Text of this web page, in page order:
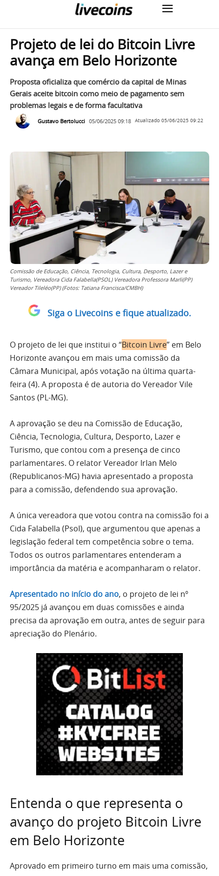
Projeto de lei do Bitcoin Livre
avança em Belo Horizonte
Proposta oficializa que comércio da capital de Minas
Gerais aceite bitcoin como meio de pagamento sem
problemas legais e de forma facultativa
Gustavo Bertolucci 05/06/2025 09:18 Atualizado 05/06/2025 09:22
Comissão de Educação, Ciência, Tecnologia, Cultura, Desporto, Lazer e
Turismo, Vereadora Cida Falabella(PSOL) Vereadora Professora Marli(PP)
Vereador Tileléo(PP) (Fotos: Tatiana Francisca/CMBH)
Siga o Livecoins e fique atualizado.
O projeto de lei que institui o “Bitcoin Livre” em Belo
Horizonte avançou em mais uma comissão da
Câmara Municipal, após votação na última quarta-
feira (4). A proposta é de autoria do Vereador Vile
Santos (PL-MG).
A aprovação se deu na Comissão de Educação,
Ciência, Tecnologia, Cultura, Desporto, Lazer e
Turismo, que contou com a presença de cinco
parlamentares. O relator Vereador Irlan Melo
(Republicanos-MG) havia apresentado a proposta
para a comissão, defendendo sua aprovação.
A única vereadora que votou contra na comissão foi a
Cida Falabella (Psol), que argumentou que apenas a
legislação federal tem competência sobre o tema.
Todos os outros parlamentares entenderam a
importância da matéria e acompanharam o relator.
Apresentado no início do ano, o projeto de lei nº
95/2025 já avançou em duas comissões e ainda
precisa da aprovação em outra, antes de seguir para
apreciação do Plenário.
Entenda o que representa o
avanço do projeto Bitcoin Livre
em Belo Horizonte
Aprovado em primeiro turno em mais uma comissão,